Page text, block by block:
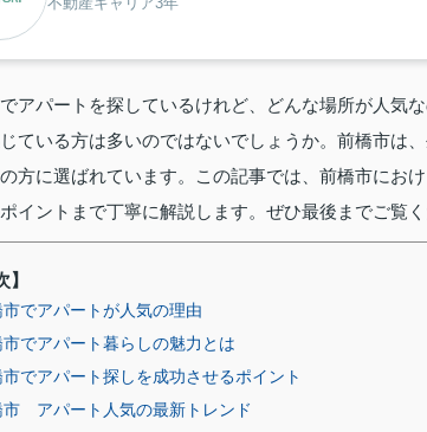
でアパートを探しているけれど、どんな場所が人気
ている方は多いのではないでしょうか。前橋市は
方に選ばれています。この記事では、前橋市にお
イントまで丁寧に解説します。ぜひ最後までご覧く
】
市でアパートが人気の理由
市でアパート暮らしの魅力とは
市でアパート探しを成功させるポイント
市 アパート人気の最新トレンド